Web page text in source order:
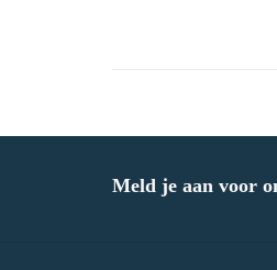
Meld je aan voor